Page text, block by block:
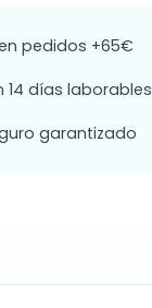
pedidos +65€
14 días laborables
garantizado